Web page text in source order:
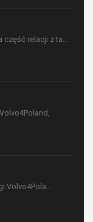
część relacji z ta...
Volvo4Pola...